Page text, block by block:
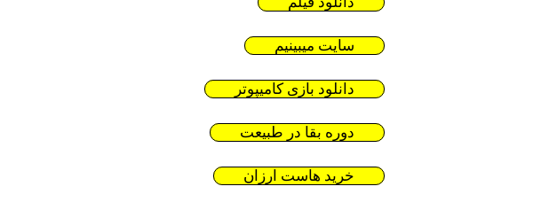
سایت میبینیم
دانلود بازی کامیپوتر
دوره بقا در طبیعت
خرید هاست ارزان